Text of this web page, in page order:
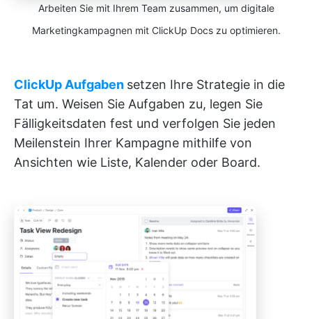
Arbeiten Sie mit Ihrem Team zusammen, um digitale
Marketingkampagnen mit ClickUp Docs zu optimieren.
ClickUp Aufgaben setzen Ihre Strategie in die
Tat um. Weisen Sie Aufgaben zu, legen Sie
Fälligkeitsdaten fest und verfolgen Sie jeden
Meilenstein Ihrer Kampagne mithilfe von
Ansichten wie Liste, Kalender oder Board.